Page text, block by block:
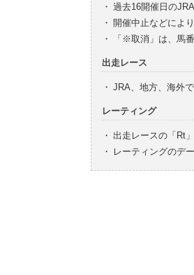
・ 過去16開催日の
・ 開催中止などによ
・
「※取消」は、馬
出走レース
・ JRA、地方、海外
レーティング
・ 出走レースの「Rt
・
レーティングのデ